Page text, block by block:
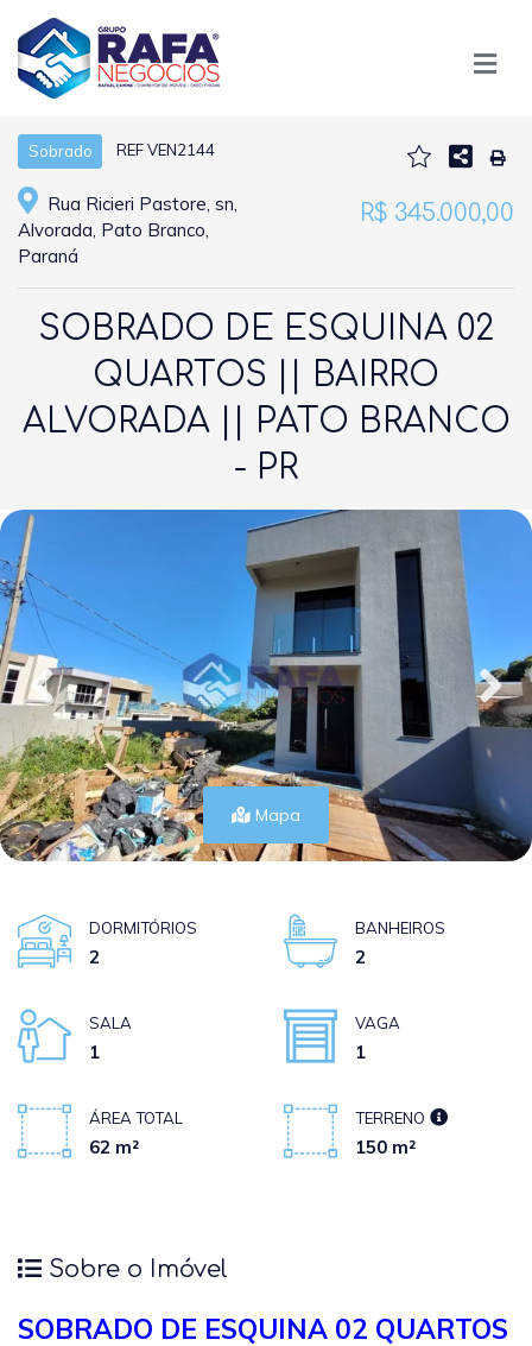
Sobrado REF VEN2144
Rua Ricieri Pastore, sn,
Alvorada, Pato Branco,
Paraná
R$ 345.000,00
SOBRADO DE ESQUINA 02
QUARTOS || BAIRRO
ALVORADA || PATO BRANCO
- PR
Mapa
DORMITÓRIOS
2
BANHEIROS
2
SALA
1
VAGA
1
ÁREA TOTAL
62 m²
TERRENO
150 m²
Sobre o Imóvel
SOBRADO DE ESQUINA 02 QUARTOS